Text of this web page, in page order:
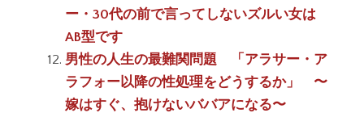
ー・30代の前で言ってしないズルい女は
AB型です
男性の人生の最難関問題 「アラサー・ア
ラフォー以降の性処理をどうするか」 〜
嫁はすぐ、抱けないババアになる〜